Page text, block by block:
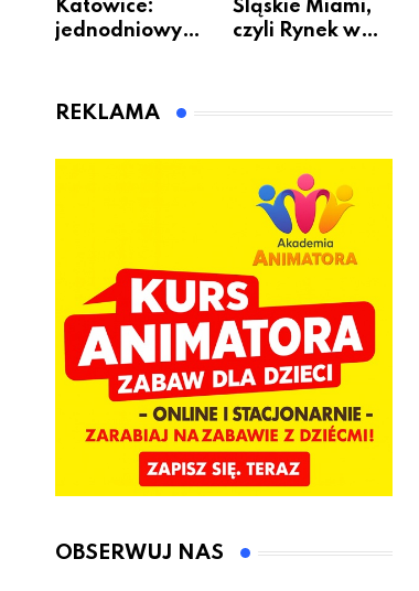
Katowice:
jednodniowy
animatora
Śląskie Miami,
czyli Rynek w
REKLAMA
OBSERWUJ NAS